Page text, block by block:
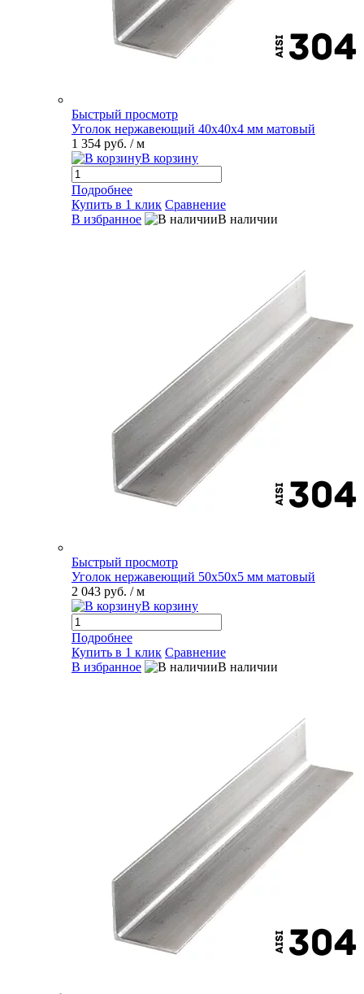
Быстрый просмотр
Уголок нержавеющий 40х40х4 мм матовый
1 354 руб. / м
В корзину
Подробнее
Купить в 1 клик Сравнение
В избранное
В наличии
Быстрый просмотр
Уголок нержавеющий 50х50х5 мм матовый
2 043 руб. / м
В корзину
Подробнее
Купить в 1 клик Сравнение
В избранное
В наличии